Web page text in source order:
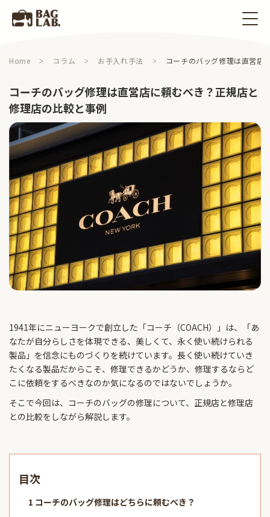
Home コラム お手入れ手法 コーチのバッグ修理は直営店
コーチのバッグ修理は直営店に頼むべき？正規店と
修理店の比較と事例
1941年にニューヨークで創立した「コーチ（COACH）」は、「あ
なたが自分らしさを体現できる、美しくて、永く使い続けられる
製品」を信念にものづくりを続けています。長く使い続けていき
たくなる製品だからこそ、修理できるかどうか、修理するならど
こに依頼をするべきなのか気になるのではないでしょうか。
そこで今回は、コーチのバッグの修理について、正規店と修理店
との比較をしながら解説します。
目次
コーチのバッグ修理はどちらに頼むべき？